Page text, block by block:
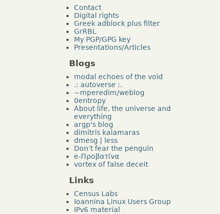
Contact
Digital rights
Greek adblock plus filter
GrRBL
My PGP/GPG key
Presentations/Articles
Blogs
modal echoes of the void
.: autoverse :.
~mperedim/weblog
0entropy
About life, the universe and
everything
argp's blog
dimitris kalamaras
dmesg | less
Don’t fear the penguin
e-Προβατίνα
vortex of false deceit
Links
Census Labs
Ioannina Linux Users Group
IPv6 material